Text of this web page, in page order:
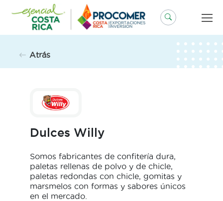
contenido
Atrás
Dulces Willy
Somos fabricantes de confitería dura,
paletas rellenas de polvo y de chicle,
paletas redondas con chicle, gomitas y
marsmelos con formas y sabores únicos
en el mercado.